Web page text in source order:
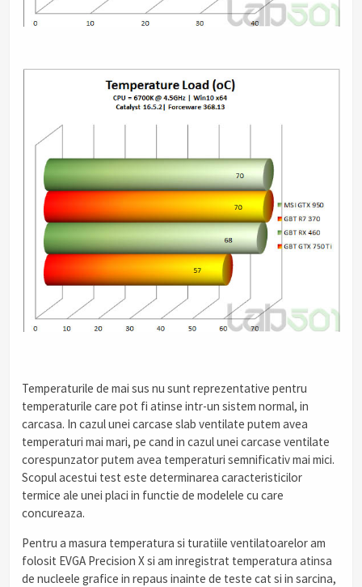
Temperaturile de mai sus nu sunt reprezentative pentru
temperaturile care pot fi atinse intr-un sistem normal, in
carcasa. In cazul unei carcase slab ventilate putem avea
temperaturi mai mari, pe cand in cazul unei carcase ventilate
corespunzator putem avea temperaturi semnificativ mai mici.
Scopul acestui test este determinarea caracteristicilor
termice ale unei placi in functie de modelele cu care
concureaza.
Pentru a masura temperatura si turatiile ventilatoarelor am
folosit EVGA Precision X si am inregistrat temperatura atinsa
de nucleele grafice in repaus inainte de teste cat si in sarcina,